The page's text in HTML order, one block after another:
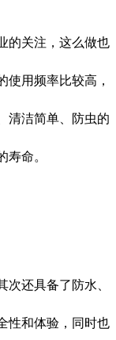
关注，这么做也
使用频率比较高，
清洁简单、防虫的
寿命。
还具备了防水、
性和体验，同时也